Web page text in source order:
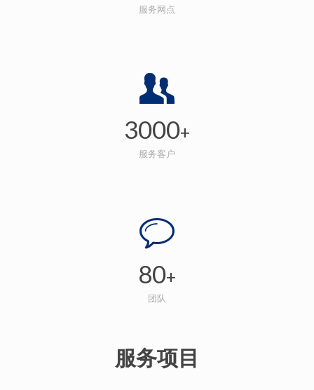
服务网点
3000+
服务客户
80+
团队
服务项目